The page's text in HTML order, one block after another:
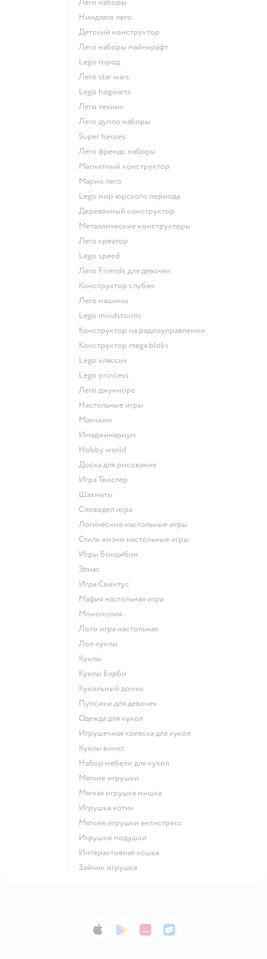
Лего наборы
Ниндзяго лего
Детский конструктор
Лего наборы майнкрафт
Lego город
Лего star wars
Lego hogwarts
Лего техник
Лего дупло наборы
Super heroes
Лего френдс наборы
Магнитный конструктор
Марио лего
Lego мир юрского периода
Деревянный конструктор
Металлические конструкторы
Лего креатор
Lego speed
Лего Friends для девочек
Конструктор слубан
Лего машины
Lego mindstorms
Конструктор на радиоуправлении
Конструктор mega bloks
Lego классик
Lego princess
Лего джуниорс
Настольные игры
Манчкин
Имаджинариум
Hobby world
Доска для рисования
Игра Твистер
Шахматы
Словодел игра
Логические настольные игры
Стиль жизни настольные игры
Игры Бондибон
Элиас
Игра Свинтус
Мафия настольная игра
Монополия
Лото игра настольная
Лол куклы
Куклы
Куклы Барби
Кукольный домик
Пупсики для девочек
Одежда для кукол
Игрушечная коляска для кукол
Куклы винкс
Набор мебели для кукол
Мягкие игрушки
Мягкая игрушка мишка
Игрушка котик
Мягкие игрушки антистресс
Игрушки подушки
Интерактивная кошка
Зайчик игрушка
App StoreGoogle Play
AppGallery
RuStore